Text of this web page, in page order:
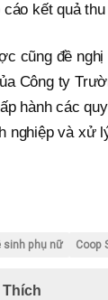
kết quả
cũng đề
Công ty
hành các
nghiệp và xử
sinh phụ nữ Coop